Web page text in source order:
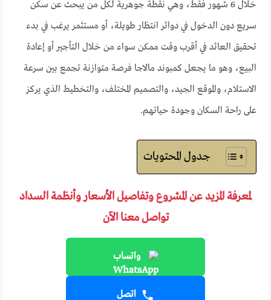
خلال 6 شهور فقط، وهي نقطة جوهرية لكل من يبحث عن سكن
سريع دون الدخول في دوائر انتظار طويلة، أو مستثمر يرغب في بدء
تحقيق العائد في أقرب وقت ممكن سواء من خلال التأجير أو إعادة
البيع، وهو ما يجعل كمبوند مالاجا فرصة متوازنة تجمع بين سرعة
الاستلام، والموقع الجيد، والتصميم المختلف، والتخطيط الذي يركز
على راحة السكان وجودة حياتهم.
جدول المحتويات
لمعرفة المزيد عن المشروع وتفاصيل الأسعار وأنظمة السداد
تواصل معنا الآن
واتساب
اتصل